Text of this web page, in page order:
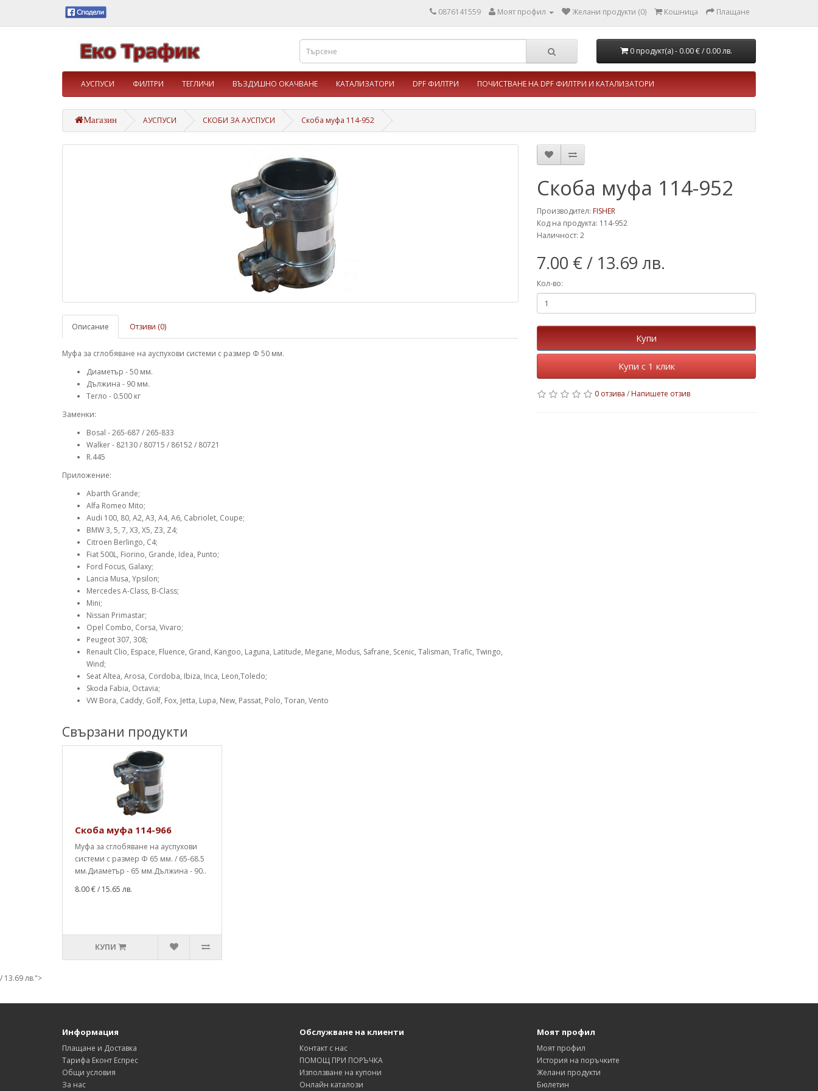
0876141559 Моят профил Желани продукти (0) Кошница Плащане
0 продукт(а) - 0.00 €/ 0.00 лв.
АУСПУСИ ФИЛТРИ ТЕГЛИЧИ ВЪЗДУШНО ОКАЧВАНЕ КАТАЛИЗАТОРИ DPF ФИЛТРИ ПОЧИСТВАНЕ НА DPF ФИЛТРИ И КАТАЛИЗАТОРИ
Магазин АУСПУСИ СКОБИ ЗА АУСПУСИ Скоба муфа 114-952
Описание Отзиви (0)
Муфа за сглобяване на ауспухови системи с размер Ф 50 мм.
Диаметър - 50 мм.
Дължина - 90 мм.
Тегло - 0.500 кг
Заменки:
Bosal - 265-687 / 265-833
Walker - 82130 / 80715 / 86152 / 80721
R.445
Приложение:
Abarth Grande;
Alfa Romeo Mito;
Audi 100, 80, A2, A3, A4, A6, Cabriolet, Coupe;
BMW 3, 5, 7, X3, X5, Z3, Z4;
Citroen Berlingo, C4;
Fiat 500L, Fiorino, Grande, Idea, Punto;
Ford Focus, Galaxy;
Lancia Musa, Ypsilon;
Mercedes A-Class, B-Class;
Mini;
Nissan Primastar;
Opel Combo, Corsa, Vivaro;
Peugeot 307, 308;
Renault Clio, Espace, Fluence, Grand, Kangoo, Laguna, Latitude, Megane, Modus, Safrane, Scenic, Talisman, Trafic, Twingo,
Wind;
Seat Altea, Arosa, Cordoba, Ibiza, Inca, Leon,Toledo;
Skoda Fabia, Octavia;
VW Bora, Caddy, Golf, Fox, Jetta, Lupa, New, Passat, Polo, Toran, Vento
Скоба муфа 114-952
Производител: FISHER
Код на продукта: 114-952
Наличност: 2
7.00 €/ 13.69 лв.
Кол-во:
Купи
Купи с 1 клик
0 отзива / Напишете отзив
Свързани продукти
Скоба муфа 114-966
Муфа за сглобяване на ауспухови
системи с размер Ф 65 мм. / 65-68.5
мм.Диаметър - 65 мм.Дължина - 90..
8.00 €/ 15.65 лв.
КУПИ
/ 13.69 лв.">
Информация
Плащане и Доставка
Тарифа Еконт Еспрес
Общи условия
За нас
Обслужване на клиенти
Контакт с нас
ПОМОЩ ПРИ ПОРЪЧКА
Използване на купони
Онлайн каталози
Моят профил
Моят профил
История на поръчките
Желани продукти
Бюлетин